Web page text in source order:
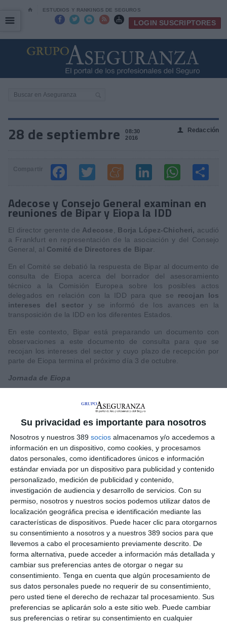
Su privacidad es importante para nosotros
Nosotros y nuestros 389 socios almacenamos y/o accedemos a
información en un dispositivo, como cookies, y procesamos
datos personales, como identificadores únicos e información
estándar enviada por un dispositivo para publicidad y contenido
personalizado, medición de publicidad y contenido,
investigación de audiencia y desarrollo de servicios. Con su
permiso, nosotros y nuestros socios podemos utilizar datos de
localización geográfica precisa e identificación mediante las
características de dispositivos. Puede hacer clic para otorgarnos
su consentimiento a nosotros y a nuestros 389 socios para que
llevemos a cabo el procesamiento previamente descrito. De
forma alternativa, puede acceder a información más detallada y
cambiar sus preferencias antes de otorgar o negar su
consentimiento. Tenga en cuenta que algún procesamiento de
sus datos personales puede no requerir de su consentimiento,
pero usted tiene el derecho de rechazar tal procesamiento. Sus
preferencias se aplicarán solo a este sitio web. Puede cambiar
sus preferencias o retirar su consentimiento en cualquier
⌂ ESTUDIOS Y RANKINGS DE SEGUROS
     LOGIN SUSCRIPTORES
☰
☰
28 de septiembre
08:30
2016
👤 Redacción
Adecose y Consejo General examinan en
reuniones de Bipar y Eiopa la IDD
El director gerente de Adecose Borja López-Chicheri, acudió
a Frankfurt en representación de la asociación y del Consejo
General, al Comité de Directores de Bipar
En el Comité se debatió la respuesta de Bipar al documento de
consulta de Eiopa acerca del borrador del asesoramiento
técnico a la Comisión Europea sobre los posibles actos
delegados en relación con la IDD para que se recojan los
intereses del sector y se informó de los avances en la
transposición de la IDD en los diferentes Estados.
En este contexto, Bipar está preparando un documento con
observaciones a este documento de consulta para que se
recojan los intereses del sector y cuyo plazo de recepción por
parte de Eiopa termina el próximo día 3 de octubre.
Jornada de Eiopa
jornada abierta convocada porEiopasobre el desarrollo de la
Directiva de distribución de seguros (IDD)
sobre el documento de consulta acerca del borrador del
asesoramiento técnico a la Comisión Europea sobre los
posibles actos delegados en relación con la IDD que Eiopa
tiene previsto remitir a la Comisión en febrero de 2017. En esta
jornada, en la que participaron más de 150 expertos
provenientes de organizaciones y grupos de interés
relacionados con el mercado asegurador, se debatió con los
responsables de Eiopa en los distintos paneles de discusión
sobre las implicaciones que los actos delegados puedan tener
para el sector cuando sean de aplicación.
LO ÚLTIMO
Reale asegura la 72ª edición del Festival Internacional de Teatro
Clásico de Mérida
Aún quedan reglamentos pendientes para completar la Ley
5/2025 del seguro obligatorio